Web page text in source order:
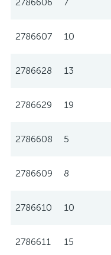
2786607 10
2786628 13
2786629 19
2786608 5
2786609 8
2786610 10
2786611 15